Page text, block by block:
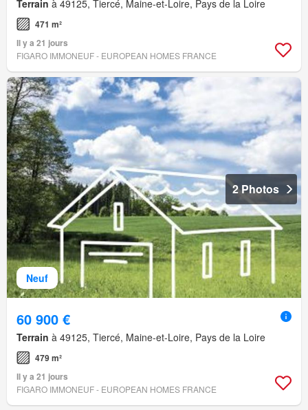
Terrain à 49125, Tiercé, Maine-et-Loire, Pays de la Loire
471 m²
Il y a 21 jours
FIGARO IMMONEUF - EUROPEAN HOMES FRANCE
Neuf
2 Photos
60 900 €
Terrain à 49125, Tiercé, Maine-et-Loire, Pays de la Loire
479 m²
Il y a 21 jours
FIGARO IMMONEUF - EUROPEAN HOMES FRANCE